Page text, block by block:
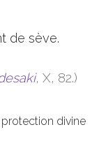
de sève.
, X, 82.)
divine